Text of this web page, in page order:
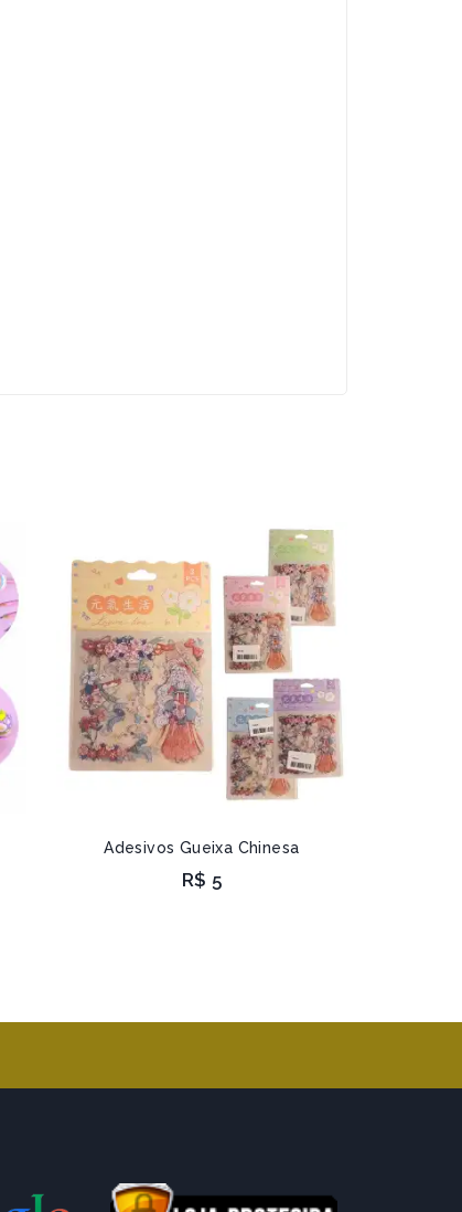
Adesivos Gueixa Chinesa
R$ 5